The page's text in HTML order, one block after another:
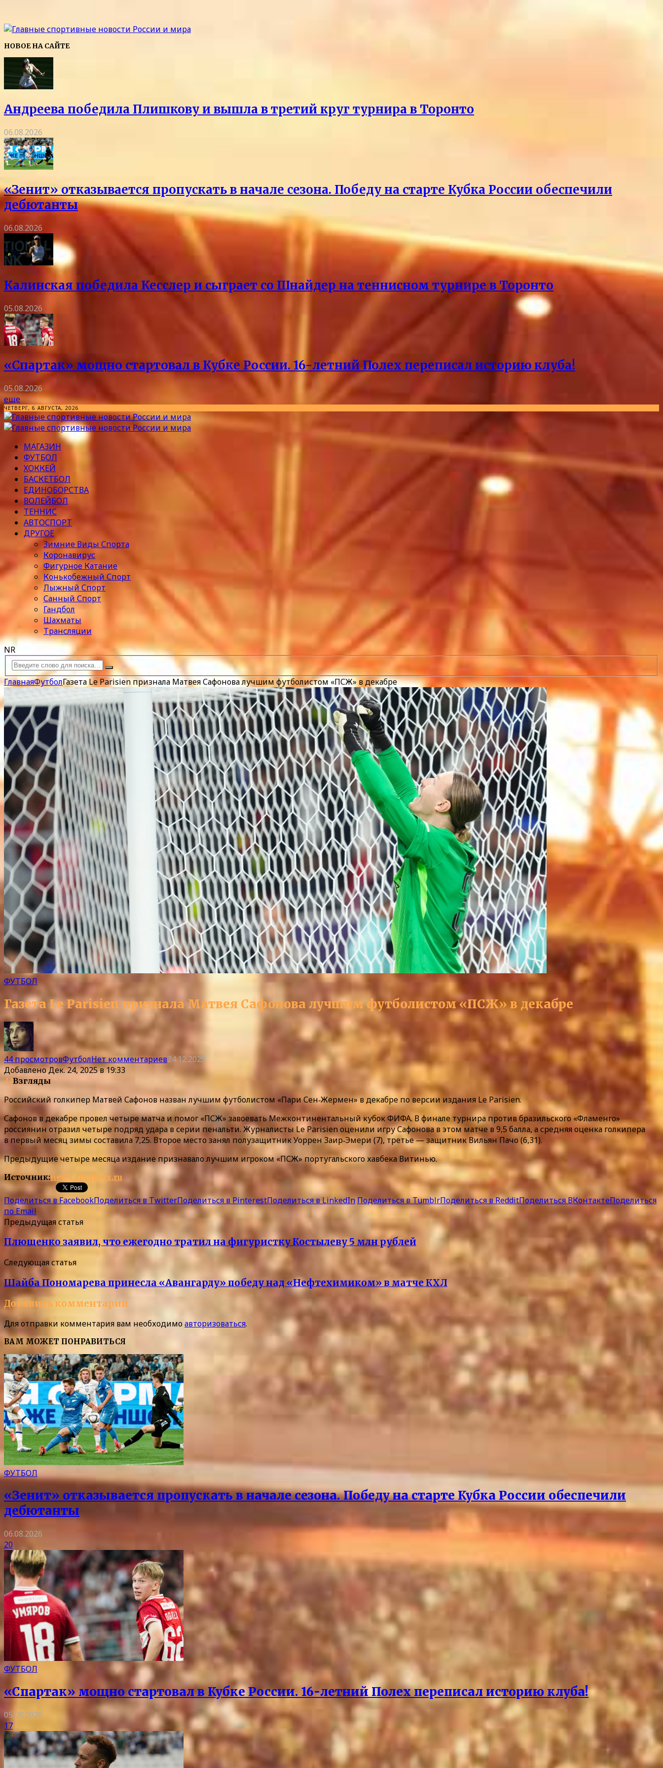
НОВОЕ НА САЙТЕ
Андреева победила Плишкову и вышла в третий круг турнира в Торонто
06.08.2026
«Зенит» отказывается пропускать в начале сезона. Победу на старте Кубка России обеспечили
дебютанты
06.08.2026
Калинская победила Кесслер и сыграет со Шнайдер на теннисном турнире в Торонто
05.08.2026
«Спартак» мощно стартовал в Кубке России. 16-летний Полех переписал историю клуба!
05.08.2026
еще
ЧЕТВЕРГ, 6 АВГУСТА, 2026
МАГАЗИН
ФУТБОЛ
ХОККЕЙ
БАСКЕТБОЛ
ЕДИНОБОРСТВА
ВОЛЕЙБОЛ
ТЕННИС
АВТОСПОРТ
ДРУГОЕ
Зимние Виды Спорта
Коронавирус
Фигурное Катание
Конькобежный Спорт
Лыжный Спорт
Санный Спорт
Гандбол
Шахматы
Трансляции
NR
ГлавнаяФутболГазета Le Parisien признала Матвея Сафонова лучшим футболистом «ПСЖ» в декабре
ФУТБОЛ
Газета Le Parisien признала Матвея Сафонова лучшим футболистом «ПСЖ» в декабре
44 просмотровФутболНет комментариев24.12.2025
ДобавленоДек. 24, 2025 в 19:33
44Взгляды
Российский голкипер Матвей Сафонов назван лучшим футболистом «Пари Сен‑Жермен» в декабре по версии издания Le Parisien.
Сафонов в декабре провел четыре матча и помог «ПСЖ» завоевать Межконтинентальный кубок ФИФА. В финале турнира против бразильского «Фламенго»
россиянин отразил четыре подряд удара в серии пенальти. Журналисты Le Parisien оценили игру Сафонова в этом матче в 9,5 балла, а средняя оценка голкипера
в первый месяц зимы составила 7,25. Второе место занял полузащитник Уоррен Заир‑Эмери (7), третье — защитник Вильян Пачо (6,31).
Предыдущие четыре месяца издание признавало лучшим игроком «ПСЖ» португальского хавбека Витинью.
Источник:news.sportbox.ru
Поделиться в FacebookПоделиться в TwitterПоделиться в PinterestПоделиться в LinkedInПоделиться в TumblrПоделиться в RedditПоделиться ВКонтактеПоделиться
по Email
Предыдущая статья
Плющенко заявил, что ежегодно тратил на фигуристку Костылеву 5 млн рублей
Следующая статья
Шайба Пономарева принесла «Авангарду» победу над «Нефтехимиком» в матче КХЛ
Добавить комментарий
Для отправки комментария вам необходимоавторизоваться.
ВАМ МОЖЕТ ПОНРАВИТЬСЯ
ФУТБОЛ
«Зенит» отказывается пропускать в начале сезона. Победу на старте Кубка России обеспечили
дебютанты
06.08.2026
20
ФУТБОЛ
«Спартак» мощно стартовал в Кубке России. 16-летний Полех переписал историю клуба!
05.08.2026
17